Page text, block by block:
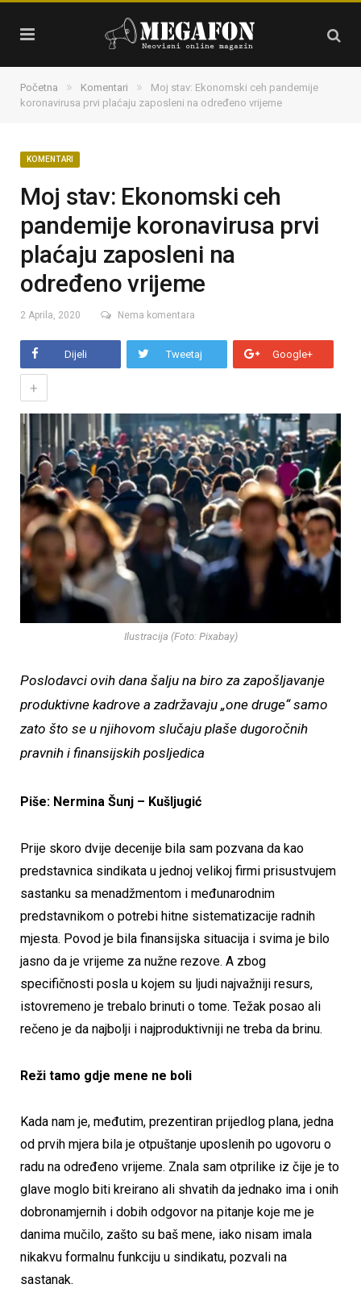
Početna » Komentari »
Moj stav: Ekonomski ceh pandemije
koronavirusa prvi plaćaju zaposleni na određeno vrijeme
KOMENTARI
Moj stav: Ekonomski ceh
pandemije koronavirusa prvi
plaćaju zaposleni na
određeno vrijeme
2 Aprila, 2020 Nema komentara
Dijeli Tweetaj Google+
+
Ilustracija (Foto: Pixabay)
Poslodavci ovih dana šalju na biro za zapošljavanje
produktivne kadrove a zadržavaju „one druge“ samo
zato što se u njihovom slučaju plaše dugoročnih
pravnih i finansijskih posljedica
Piše: Nermina Šunj – Kušljugić
Prije skoro dvije decenije bila sam pozvana da kao
predstavnica sindikata u jednoj velikoj firmi prisustvujem
sastanku sa menadžmentom i međunarodnim
predstavnikom o potrebi hitne sistematizacije radnih
mjesta. Povod je bila finansijska situacija i svima je bilo
jasno da je vrijeme za nužne rezove. A zbog
specifičnosti posla u kojem su ljudi najvažniji resurs,
istovremeno je trebalo brinuti o tome. Težak posao ali
rečeno je da najbolji i najproduktivniji ne treba da brinu.
Reži tamo gdje mene ne boli
Kada nam je, međutim, prezentiran prijedlog plana, jedna
od prvih mjera bila je otpuštanje uposlenih po ugovoru o
radu na određeno vrijeme. Znala sam otprilike iz čije je to
glave moglo biti kreirano ali shvatih da jednako ima i onih
dobronamjernih i dobih odgovor na pitanje koje me je
danima mučilo, zašto su baš mene, iako nisam imala
nikakvu formalnu funkciju u sindikatu, pozvali na
sastanak.